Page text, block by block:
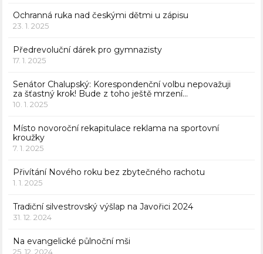
Ochranná ruka nad českými dětmi u zápisu
23. 1. 2025
Předrevoluční dárek pro gymnazisty
17. 1. 2025
Senátor Chalupský: Korespondenční volbu nepovažuji
za šťastný krok! Bude z toho ještě mrzení…
10. 1. 2025
Místo novoroční rekapitulace reklama na sportovní
kroužky
7. 1. 2025
Přivítání Nového roku bez zbytečného rachotu
1. 1. 2025
Tradiční silvestrovský výšlap na Javořici 2024
31. 12. 2024
Na evangelické půlnoční mši
25. 12. 2024